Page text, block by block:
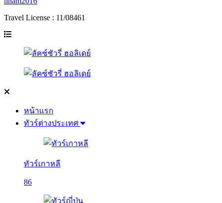
Travel License : 11/08461
หน้าแรก
ทัวร์ต่างประเทศ
ทัวร์เกาหลี
86